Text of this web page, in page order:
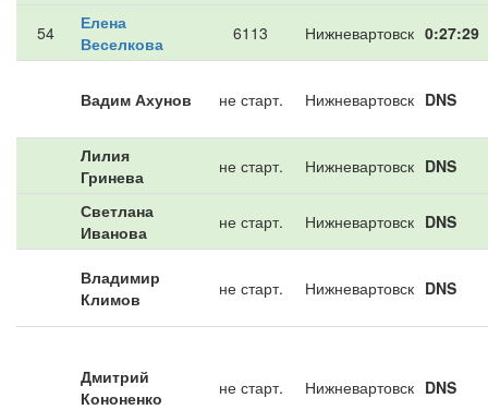
54
Елена
Веселкова
6113 Нижневартовск 0:27:29
Вадим Ахунов не старт. Нижневартовск DNS
Лилия
Гринева
не старт. Нижневартовск DNS
Светлана
Иванова
не старт. Нижневартовск DNS
Владимир
Климов
не старт. Нижневартовск DNS
Дмитрий
Кононенко
не старт. Нижневартовск DNS